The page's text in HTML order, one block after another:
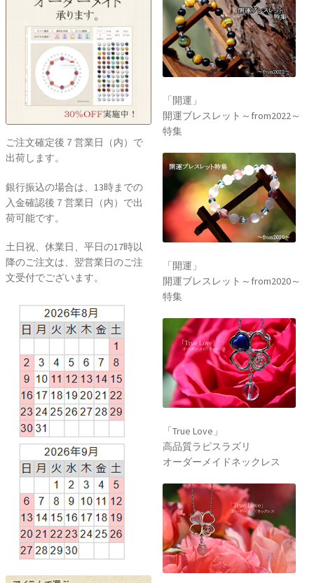
ご注文確定後７営業日（内）で
出荷します。
銀行振込の場合は、13時までの
入金確認後７営業日（内）で出
荷可能です。
土日祝、休業日、平日の17時以
降のご注文は、翌営業日のご注
文受付でございます。
「開運」
開運ブレスレット～from2022～
特集
「開運」
開運ブレスレット～from2020～
特集
「True Love」
高品質ラピスラズリ
オーダーメイドネックレス